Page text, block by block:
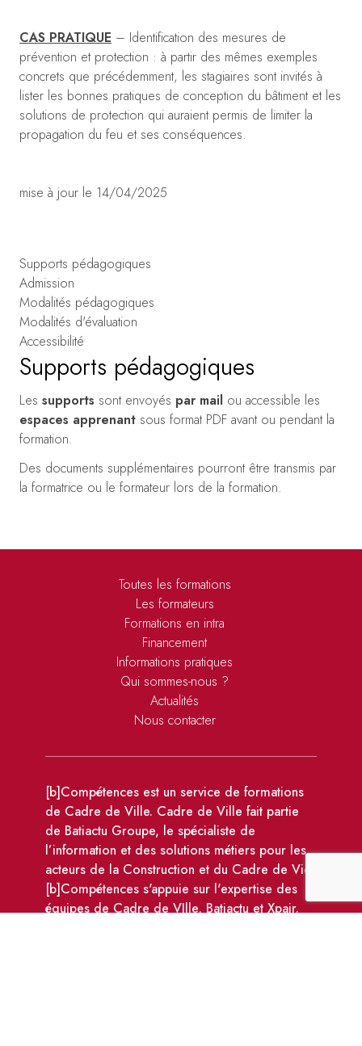
CAS PRATIQUE – Identification des mesures de
prévention et protection : à partir des mêmes exemples
concrets que précédemment, les stagiaires sont invités à
lister les bonnes pratiques de conception du bâtiment et les
solutions de protection qui auraient permis de limiter la
propagation du feu et ses conséquences.
mise à jour le 14/04/2025
Supports pédagogiques
Admission
Modalités pédagogiques
Modalités d'évaluation
Accessibilité
Supports pédagogiques
Les supports sont envoyés par mail ou accessible les
espaces apprenant sous format PDF avant ou pendant la
formation.
Des documents supplémentaires pourront être transmis par
la formatrice ou le formateur lors de la formation.
Toutes les formations
Les formateurs
Formations en intra
Financement
Informations pratiques
Qui sommes-nous ?
Actualités
Nous contacter
[b]Compétences est un service de formations
de Cadre de Ville. Cadre de Ville fait partie
de Batiactu Groupe, le spécialiste de
l’information et des solutions métiers pour les
acteurs de la Construction et du Cadre de Vie.
[b]Compétences s'appuie sur l'expertise des
équipes de Cadre de VIlle, Batiactu et Xpair.